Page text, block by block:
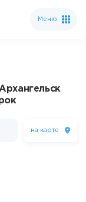
Меню
на карте